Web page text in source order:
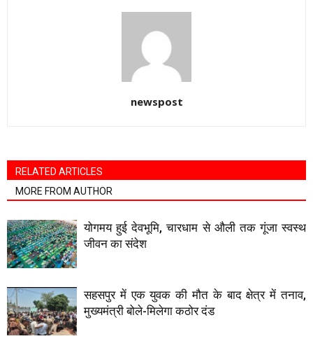
newspost
RELATED ARTICLES
MORE FROM AUTHOR
योगमय हुई देवभूमि, चारधाम से औली तक गूंजा स्वस्थ
जीवन का संदेश
सहसपुर में एक युवक की मौत के बाद क्षेत्र में तनाव,
मुख्यमंत्री बोले-मिलेगा कठोर दंड